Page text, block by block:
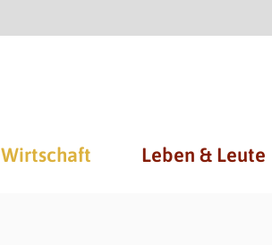
Wirtschaft Leben & Leute